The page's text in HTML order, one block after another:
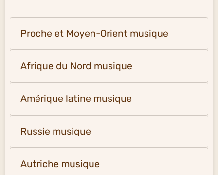
Proche et Moyen-Orient musique
Afrique du Nord musique
Amérique latine musique
Russie musique
Autriche musique